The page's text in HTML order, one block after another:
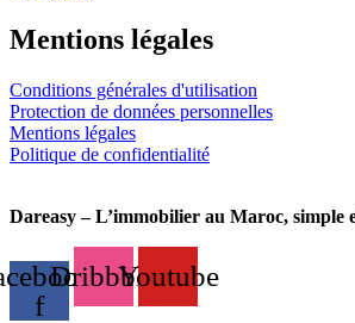
Mentions légales
Conditions générales d'utilisation
Protection de données personnelles
Mentions légales
Politique de confidentialité
Dareasy – L’immobilier au Maroc, simple
f
DribbbleYoutube